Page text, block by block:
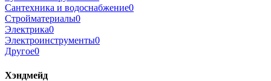
Сантехника и водоснабжение0
Стройматериалы0
Электрика0
Электроинструменты0
Другое0
Хэндмейд